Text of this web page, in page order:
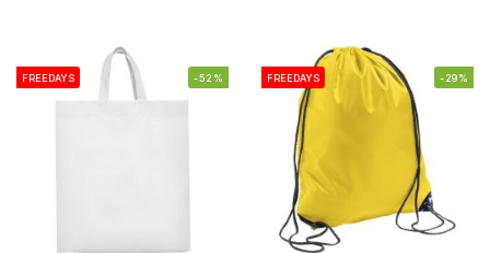
FREEDAYS -52% FREEDAYS -29%